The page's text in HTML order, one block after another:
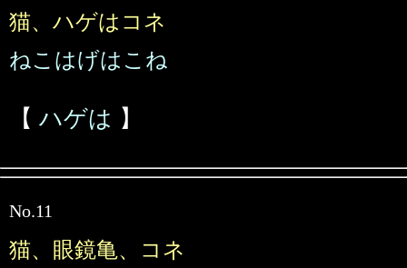
猫、ハゲはコネ
ねこはげはこね
【 ハゲは 】
No.11
猫、眼鏡亀、コネ